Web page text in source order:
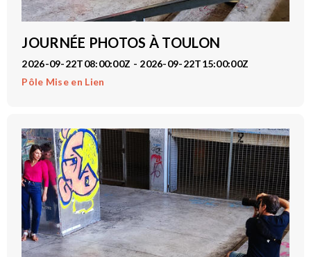
JOURNÉE PHOTOS À TOULON
2026-09-22T08:00:00Z - 2026-09-22T15:00:00Z
Pôle Mise en Lien